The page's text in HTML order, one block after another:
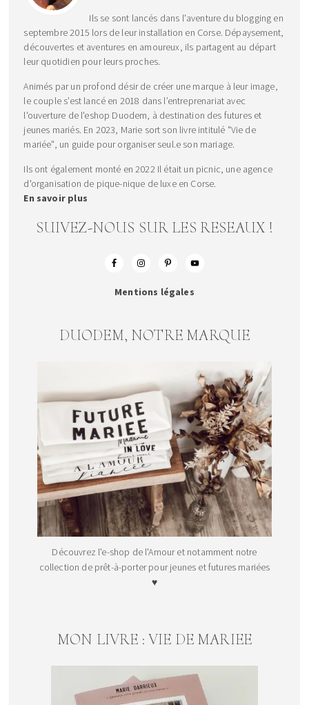
Ils se sont lancés dans l'aventure du blogging en
septembre 2015 lors de leur installation en Corse. Dépaysement,
découvertes et aventures en amoureux, ils partagent au départ
leur quotidien pour leurs proches.
Animés par un profond désir de créer une marque à leur image,
le couple s’est lancé en 2018 dans l’entreprenariat avec
l'ouverture de l'eshop Duodem, à destination des futures et
jeunes mariés. En 2023, Marie sort son livre intitulé "Vie de
mariée", un guide pour organiser seul.e son mariage.
Ils ont également monté en 2022 Il était un picnic, une agence
d'organisation de pique-nique de luxe en Corse.
En savoir plus
SUIVEZ-NOUS SUR LES RESEAUX !
Mentions légales
DUODEM, NOTRE MARQUE
Découvrez l'e-shop de l'Amour et notamment notre
collection de prêt-à-porter pour jeunes et futures mariées
♥
MON LIVRE : VIE DE MARIEE